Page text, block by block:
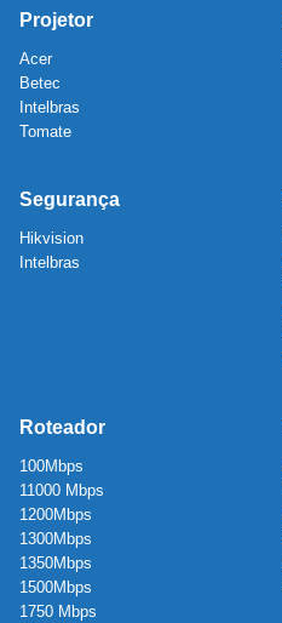
Projetor
Acer
Betec
Intelbras
Tomate
Segurança
Hikvision
Intelbras
Roteador
100Mbps
11000 Mbps
1200Mbps
1300Mbps
1350Mbps
1500Mbps
1750 Mbps